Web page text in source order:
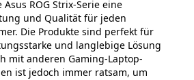
ROG Strix-Serie eine
und Qualität für jeden
Die Produkte sind perfekt für
und langlebige Lösung
mit anderen Gaming-Laptop-
ist jedoch immer ratsam, um